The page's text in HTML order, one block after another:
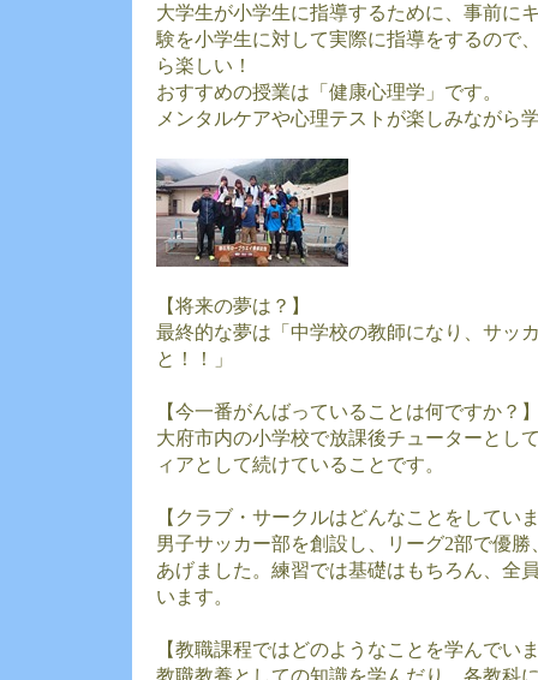
大学生が小学生に指導するために、事前に
験を小学生に対して実際に指導をするので
ら楽しい！
おすすめの授業は「健康心理学」です。
メンタルケアや心理テストが楽しみながら
【将来の夢は？】
最終的な夢は「中学校の教師になり、サッ
と！！」
【今一番がんばっていることは何ですか？
大府市内の小学校で放課後チューターとし
ィアとして続けていることです。
【クラブ・サークルはどんなことをしてい
男子サッカー部を創設し、リーグ2部で優
あげました。練習では基礎はもちろん、全
います。
【教職課程ではどのようなことを学んでい